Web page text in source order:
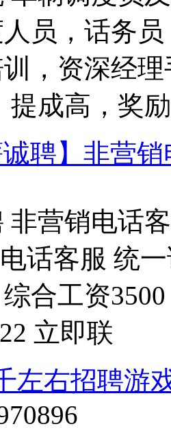
员，话务
，资深经
提成高，奖
诚聘】非营
非营销电话
话客服 统
合工资
立即联
左右招聘游